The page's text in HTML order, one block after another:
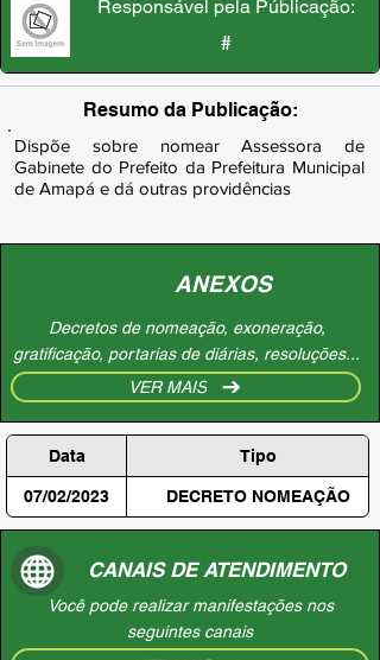
Responsável pela Públicação:
#
Resumo da Publicação:
Dispõe sobre nomear Assessora de
Gabinete do Prefeito da Prefeitura Municipal
de Amapá e dá outras providências
ANEXOS
Decretos de nomeação, exoneração,
gratificação, portarias de diárias, resoluções...
VER MAIS
Data Tipo
07/02/2023 DECRETO NOMEAÇÃO
CANAIS DE ATENDIMENTO
Você pode realizar manifestações nos
seguintes canais